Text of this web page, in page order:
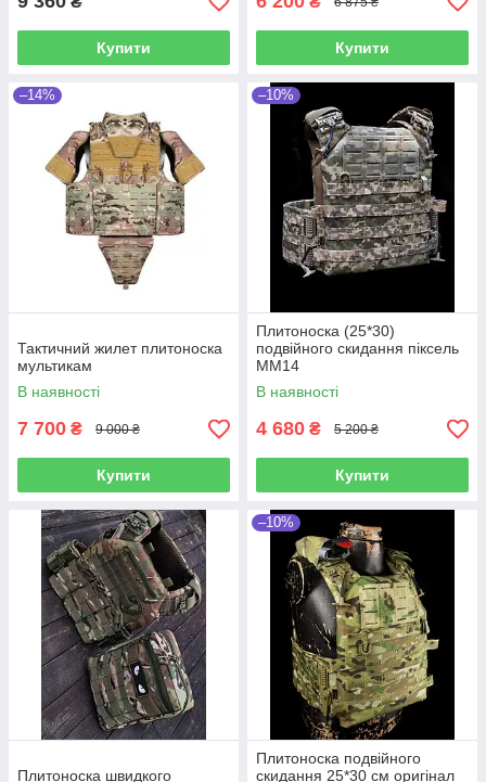
Купити Купити
–14%
Тактичний жилет плитоноска
мультикам
В наявності
7 700 ₴ 9 000 ₴
Купити
–10%
Плитоноска (25*30)
подвійного скидання піксель
ММ14
В наявності
4 680 ₴ 5 200 ₴
Купити
Плитоноска швидкого
–10%
Плитоноска подвійного
скидання 25*30 см оригінал